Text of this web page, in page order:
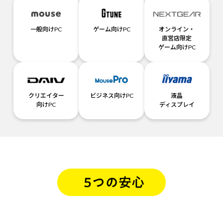
一般向けPC ゲーム向けPC
オンライン・
直営店限定
ゲーム向けPC
クリエイター
向けPC
ビジネス向けPC
液晶
ディスプレイ